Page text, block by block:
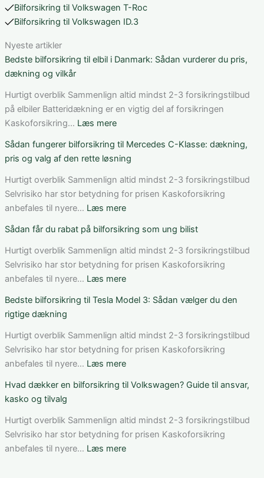
Bilforsikring til Volkswagen T-Roc
Bilforsikring til Volkswagen ID.3
Nyeste artikler
Bedste bilforsikring til elbil i Danmark: Sådan vurderer du pris,
dækning og vilkår
Hurtigt overblik Sammenlign altid mindst 2-3 forsikringstilbud
på elbiler Batteridækning er en vigtig del af forsikringen
Kaskoforsikring… Læs mere:
bilforsikring
elbil
i
Danmark:
vurderer
du
pris,
dækning
vilkår
Sådan fungerer bilforsikring til Mercedes C-Klasse: dækning,
pris og valg af den rette løsning
Hurtigt overblik Sammenlign altid mindst 2-3 forsikringstilbud
Selvrisiko har stor betydning for prisen Kaskoforsikring
anbefales til nyere… Læs mere:
fungerer
bilforsikring
til
Mercedes
Klasse:
pris
og
valg
den
løsning
Sådan får du rabat på bilforsikring som ung bilist
Hurtigt overblik Sammenlign altid mindst 2-3 forsikringstilbud
Selvrisiko har stor betydning for prisen Kaskoforsikring
anbefales til nyere… Læs mere:
får
rabat
på
bilforsikring
ung
Bedste bilforsikring til Tesla Model 3: Sådan vælger du den
rigtige dækning
Hurtigt overblik Sammenlign altid mindst 2-3 forsikringstilbud
Selvrisiko har stor betydning for prisen Kaskoforsikring
anbefales til nyere… Læs mere:
bilforsikring
Tesla
Model
3:
Hvad dækker en bilforsikring til Volkswagen? Guide til ansvar,
kasko og tilvalg
Hurtigt overblik Sammenlign altid mindst 2-3 forsikringstilbud
Selvrisiko har stor betydning for prisen Kaskoforsikring
anbefales til nyere… Læs mere: